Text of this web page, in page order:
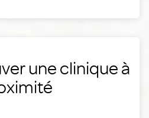
une clinique à